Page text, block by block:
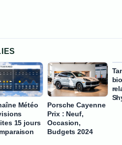
Météo
15 jours
Porsche Cayenne
Prix : Neuf,
Occasion,
Budgets 2024